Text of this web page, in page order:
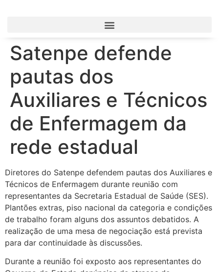
Satenpe defende
pautas dos
Auxiliares e Técnicos
de Enfermagem da
rede estadual
Diretores do Satenpe defendem pautas dos Auxiliares e
Técnicos de Enfermagem durante reunião com
representantes da Secretaria Estadual de Saúde (SES).
Plantões extras, piso nacional da categoria e condições
de trabalho foram alguns dos assuntos debatidos. A
realização de uma mesa de negociação está prevista
para dar continuidade às discussões.
Durante a reunião foi exposto aos representantes do